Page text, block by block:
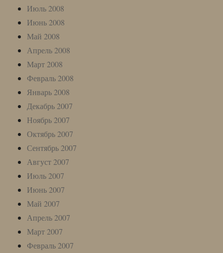
Июль 2008
Июнь 2008
Май 2008
Апрель 2008
Март 2008
Февраль 2008
Январь 2008
Декабрь 2007
Ноябрь 2007
Октябрь 2007
Сентябрь 2007
Август 2007
Июль 2007
Июнь 2007
Май 2007
Апрель 2007
Март 2007
Февраль 2007